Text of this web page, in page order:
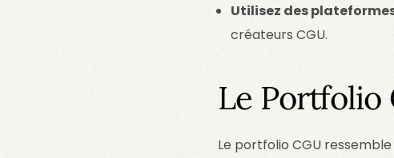
Utilisez des
créateurs CGU.
Le Portfolio
Le portfolio CGU